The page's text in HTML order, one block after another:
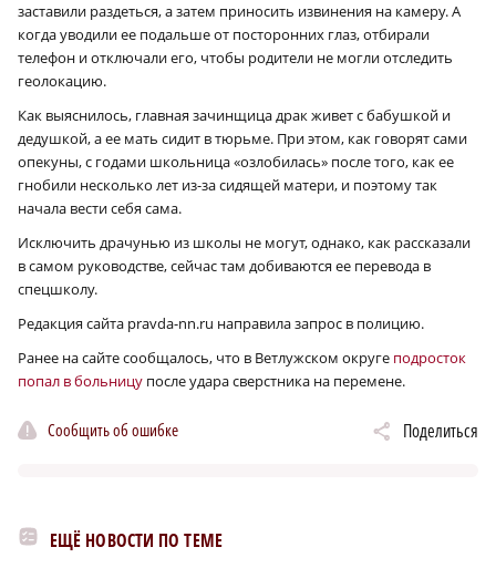
заставили раздеться, а затем приносить извинения на камеру. А
когда уводили ее подальше от посторонних глаз, отбирали
телефон и отключали его, чтобы родители не могли отследить
геолокацию.
Как выяснилось, главная зачинщица драк живет с бабушкой и
дедушкой, а ее мать сидит в тюрьме. При этом, как говорят сами
опекуны, с годами школьница «озлобилась» после того, как ее
гнобили несколько лет из-за сидящей матери, и поэтому так
начала вести себя сама.
Исключить драчунью из школы не могут, однако, как рассказали
в самом руководстве, сейчас там добиваются ее перевода в
спецшколу.
Редакция сайта pravda-nn.ru направила запрос в полицию.
Ранее на сайте сообщалось, что в Ветлужском округе подросток
попал в больницу после удара сверстника на перемене.
Сообщить об ошибке Поделиться
ЕЩЁ НОВОСТИ ПО ТЕМЕ